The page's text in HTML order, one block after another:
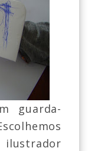
guarda-